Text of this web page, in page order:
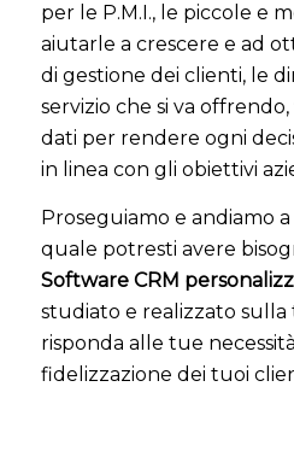
per le P.M.I., le piccole e
aiutarle a crescere e ad
di gestione dei clienti, le
servizio che si va
dati per rendere ogni
in linea con gli obiettivi
Proseguiamo e andiamo
quale potresti avere
Software CRM
studiato e realizzato sulla
risponda alle tue
fidelizzazione dei tuoi